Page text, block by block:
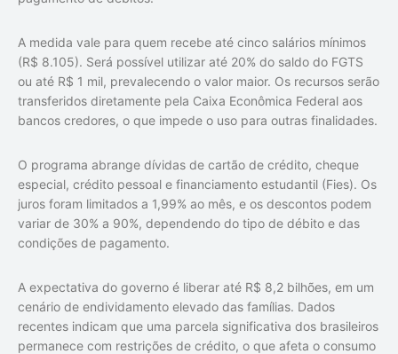
A medida vale para quem recebe até cinco salários mínimos
(R$ 8.105). Será possível utilizar até 20% do saldo do FGTS
ou até R$ 1 mil, prevalecendo o valor maior. Os recursos serão
transferidos diretamente pela Caixa Econômica Federal aos
bancos credores, o que impede o uso para outras finalidades.
O programa abrange dívidas de cartão de crédito, cheque
especial, crédito pessoal e financiamento estudantil (Fies). Os
juros foram limitados a 1,99% ao mês, e os descontos podem
variar de 30% a 90%, dependendo do tipo de débito e das
condições de pagamento.
A expectativa do governo é liberar até R$ 8,2 bilhões, em um
cenário de endividamento elevado das famílias. Dados
recentes indicam que uma parcela significativa dos brasileiros
permanece com restrições de crédito, o que afeta o consumo